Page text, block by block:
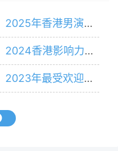
2025年香港男演员人气排行榜
2024香港影响力巨星排行榜
2023年最受欢迎男明星排行榜